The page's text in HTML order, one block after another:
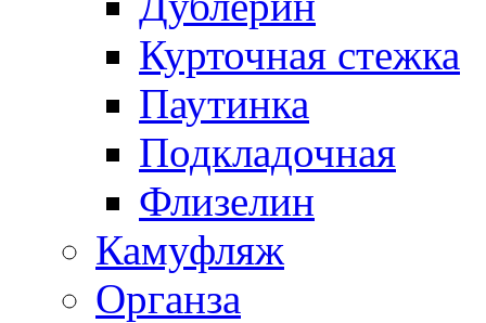
Курточная стежка
Паутинка
Подкладочная
Флизелин
Камуфляж
Органза